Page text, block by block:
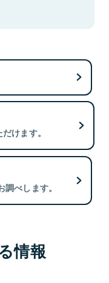
けます。
べします。
情報